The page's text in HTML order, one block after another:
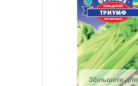
Збільшити для